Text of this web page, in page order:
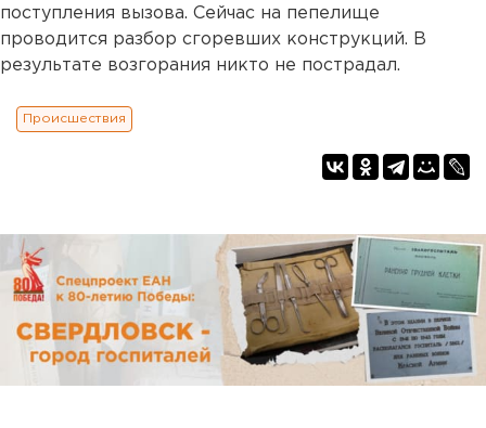
поступления вызова. Сейчас на пепелище
проводится разбор сгоревших конструкций. В
результате возгорания никто не пострадал.
Происшествия